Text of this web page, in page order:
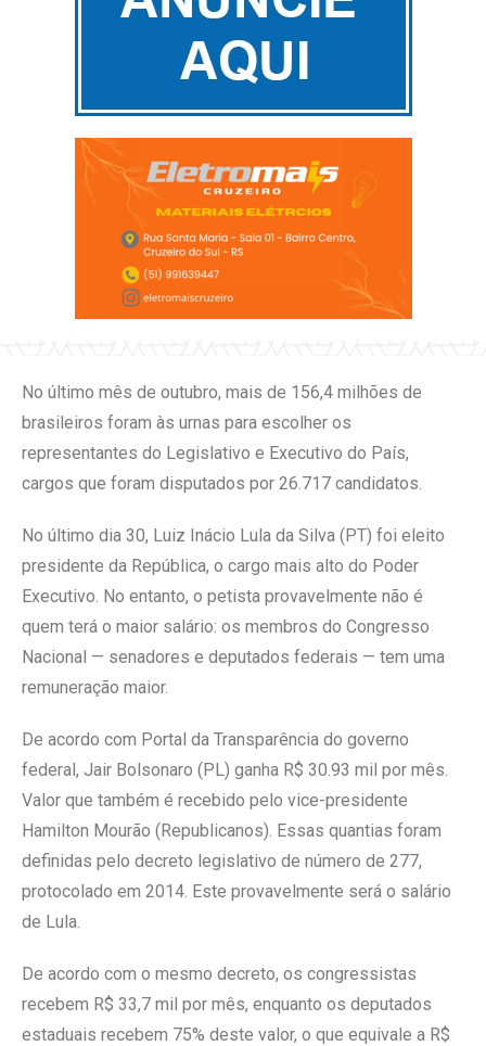
No último mês de outubro, mais de 156,4 milhões de
brasileiros foram às urnas para escolher os
representantes do Legislativo e Executivo do País,
cargos que foram disputados por 26.717 candidatos.
No último dia 30, Luiz Inácio Lula da Silva (PT) foi eleito
presidente da República, o cargo mais alto do Poder
Executivo. No entanto, o petista provavelmente não é
quem terá o maior salário: os membros do Congresso
Nacional — senadores e deputados federais — tem uma
remuneração maior.
De acordo com Portal da Transparência do governo
federal, Jair Bolsonaro (PL) ganha R$ 30.93 mil por mês.
Valor que também é recebido pelo vice-presidente
Hamilton Mourão (Republicanos). Essas quantias foram
definidas pelo decreto legislativo de número de 277,
protocolado em 2014. Este provavelmente será o salário
de Lula.
De acordo com o mesmo decreto, os congressistas
recebem R$ 33,7 mil por mês, enquanto os deputados
estaduais recebem 75% deste valor, o que equivale a R$